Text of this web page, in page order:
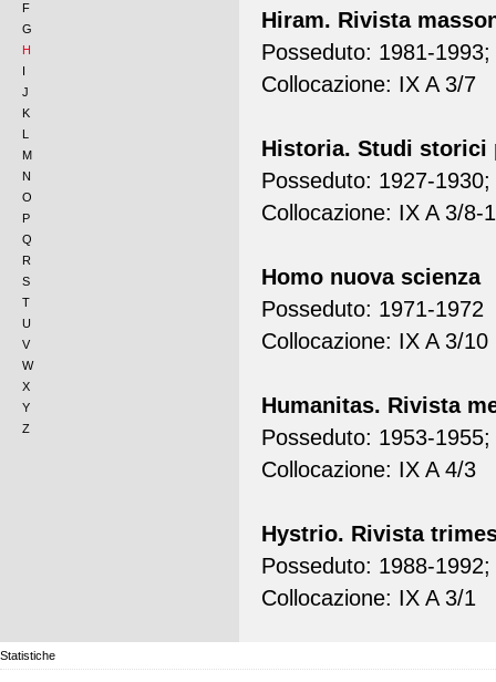
Hiram. Rivista
Posseduto: 1981-
Collocazione: IX A 3/7
Historia. Studi storici
Posseduto: 1927-
Collocazione: IX A 3/8-
Homo nuova scienza
Posseduto: 1971-1972
Collocazione: IX A 3/10
Humanitas. Rivista
Posseduto: 1953-
Collocazione: IX A 4/3
Hystrio. Rivista
Posseduto: 1988-
Collocazione: IX A 3/1
F
G
H
I
J
K
L
M
N
O
P
Q
R
S
T
U
V
W
X
Y
Z
Statistiche